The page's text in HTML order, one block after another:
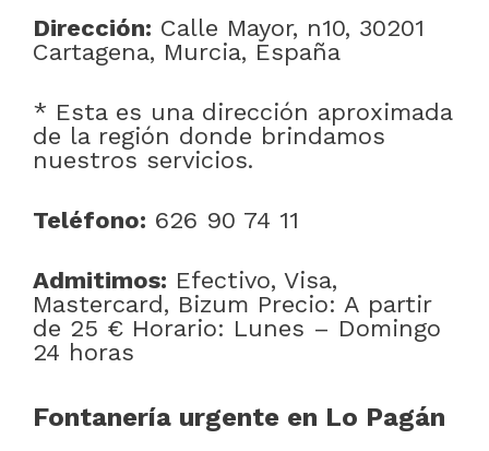
Dirección: Calle Mayor, n10, 30201
Cartagena, Murcia, España
* Esta es una dirección aproximada
de la región donde brindamos
nuestros servicios.
Teléfono: 626 90 74 11
Admitimos: Efectivo, Visa,
Mastercard, Bizum Precio: A partir
de 25 € Horario: Lunes – Domingo
24 horas
Fontanería urgente en Lo Pagán